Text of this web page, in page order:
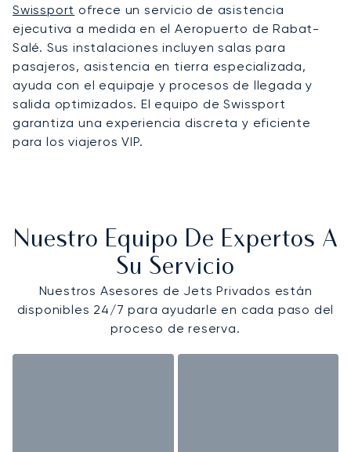
Swissport ofrece un servicio de asistencia
ejecutiva a medida en el Aeropuerto de Rabat-
Salé. Sus instalaciones incluyen salas para
pasajeros, asistencia en tierra especializada,
ayuda con el equipaje y procesos de llegada y
salida optimizados. El equipo de Swissport
garantiza una experiencia discreta y eficiente
para los viajeros VIP.
Nuestro Equipo De Expertos A
Su Servicio
Nuestros Asesores de Jets Privados están
disponibles 24/7 para ayudarle en cada paso del
proceso de reserva.